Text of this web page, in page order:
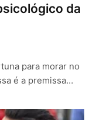
da
para morar no
é a premissa…